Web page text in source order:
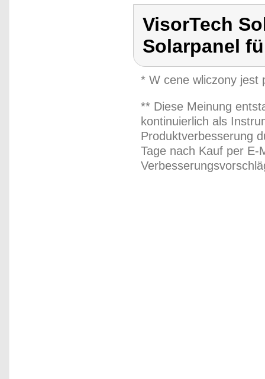
VisorTech
Solarpanel
* W cene wliczony jest
** Diese Meinung
kontinuierlich als
Produktverbesserung
Tage nach Kauf per E-